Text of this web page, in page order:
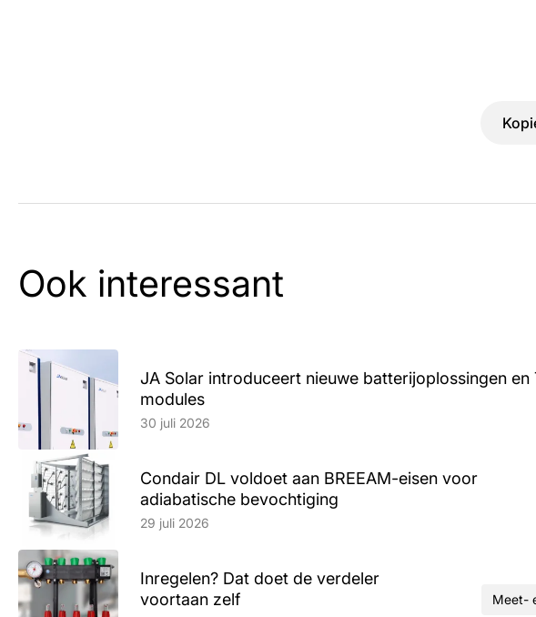
Ook interessant
JA Solar introduceert nieuwe batterijoplossingen en
modules
Lees artikel
30 juli 2026
Condair DL voldoet aan BREEAM-eisen voor
adiabatische bevochtiging
Lees artikel
29 juli 2026
Inregelen? Dat doet de verdeler
voortaan zelf
Lees artikel
Meet-